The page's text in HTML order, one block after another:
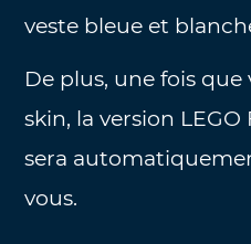
veste bleue et
De plus, une fois
skin, la version
sera
vous.